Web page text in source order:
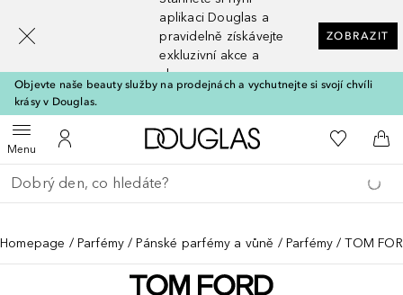
aplikaci Douglas a
pravidelně získávejte
exkluzivní akce a
slevy
ZOBRAZIT
Objevte naše beauty služby na prodejnách a vychutnejte si svojí chvíli
krásy v Douglas.
MenuOtevřít menuK mému účtu
Domů K mému
Do
Vraťte se
Proveďte vyhledávání
Homepage Parfémy Pánské parfémy a vůně Parfémy TOM
[navigation.slideout.screenreader]